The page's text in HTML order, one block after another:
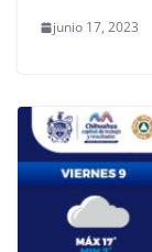
junio 17, 2023